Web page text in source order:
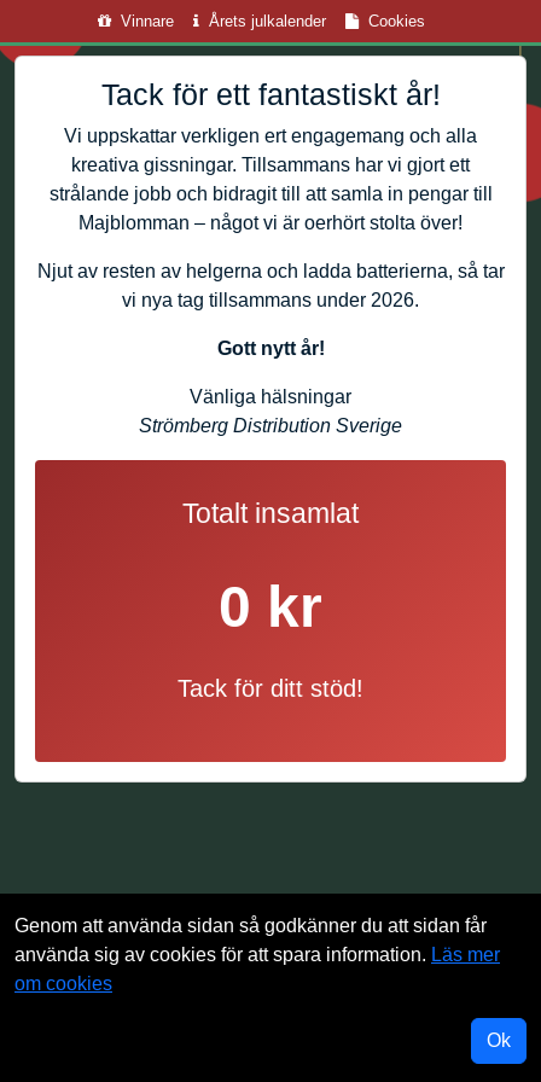
Vinnare Årets julkalender Cookies
Tack för ett fantastiskt år!
Vi uppskattar verkligen ert engagemang och alla
kreativa gissningar. Tillsammans har vi gjort ett
strålande jobb och bidragit till att samla in pengar till
Majblomman – något vi är oerhört stolta över!
Njut av resten av helgerna och ladda batterierna, så tar
vi nya tag tillsammans under 2026.
Gott nytt år!
Vänliga hälsningar
Strömberg Distribution Sverige
Totalt insamlat
0 kr
Tack för ditt stöd!
Genom att använda sidan så godkänner du att sidan får
använda sig av cookies för att spara information. Läs mer
om cookies
Ok